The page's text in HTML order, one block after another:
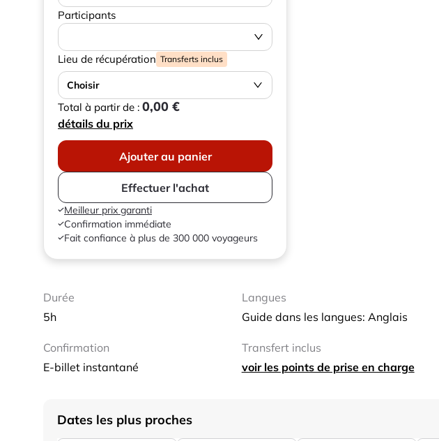
Participants
Lieu de récupération Transferts inclus
Choisir
Total à partir de : 0,00 €
détails du prix
Ajouter au panier
Effectuer l'achat
Meilleur prix garanti
Confirmation immédiate
Fait confiance à plus de 300 000 voyageurs
Durée
5h
Langues
Guide dans les langues: Anglais
Confirmation
E-billet instantané
Transfert inclus
voir les points de prise en charge
Dates les plus proches